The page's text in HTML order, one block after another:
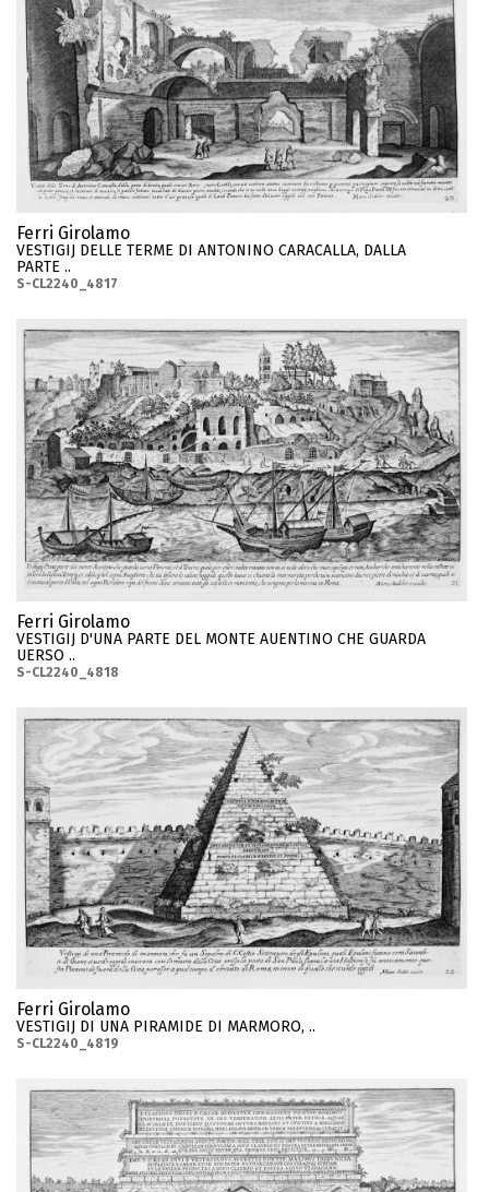
Ferri Girolamo
VESTIGIJ DELLE TERME DI ANTONINO CARACALLA, DALLA
PARTE ..
S-CL2240_4817
Ferri Girolamo
VESTIGIJ D'UNA PARTE DEL MONTE AUENTINO CHE GUARDA
UERSO ..
S-CL2240_4818
Ferri Girolamo
VESTIGIJ DI UNA PIRAMIDE DI MARMORO, ..
S-CL2240_4819